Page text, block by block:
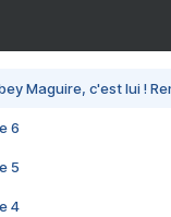
Maguire, c'est lui !
6
5
4